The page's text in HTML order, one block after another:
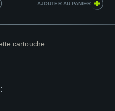
cartouche :